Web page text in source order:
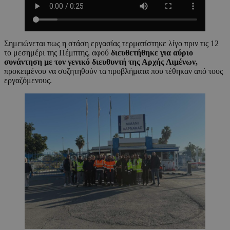
Σημειώνεται πως η στάση εργασίας τερματίστηκε λίγο πριν τις 12
το μεσημέρι της Πέμπτης, αφού διευθετήθηκε για αύριο
συνάντηση με τον γενικό διευθυντή της Αρχής Λιμένων,
προκειμένου να συζητηθούν τα προβλήματα που τέθηκαν από τους
εργαζόμενους.